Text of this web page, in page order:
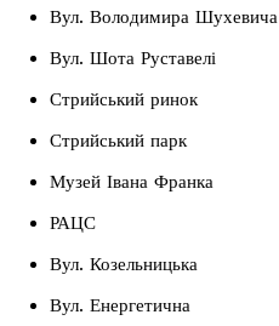
Вул. Володимира Шухевича
Вул. Шота Руставелі
Стрийський ринок
Стрийський парк
Музей Івана Франка
РАЦС
Вул. Козельницька
Вул. Енергетична